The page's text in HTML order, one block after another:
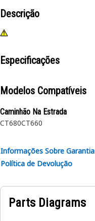
Descrição
Especificações
Modelos Compatíveis
Caminhão Na Estrada
CT680CT660
Informações Sobre Garantia
Política de Devolução
Parts Diagrams